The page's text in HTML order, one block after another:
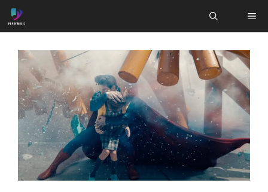
Aller
au